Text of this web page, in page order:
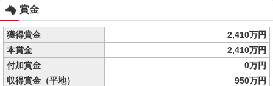
賞金
獲得賞金
2,410万円
本賞金
2,410万円
付加賞金
0万円
収得賞金（平地）
950万円